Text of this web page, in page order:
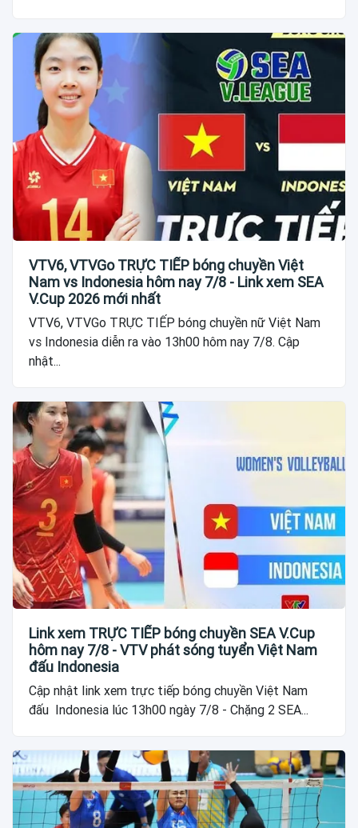
VTV6, VTVGo TRỰC TIẾP bóng chuyền Việt
Nam vs Indonesia hôm nay 7/8 - Link xem SEA
V.Cup 2026 mới nhất
VTV6, VTVGo TRỰC TIẾP bóng chuyền nữ Việt Nam
vs Indonesia diễn ra vào 13h00 hôm nay 7/8. Cập
nhật...
Link xem TRỰC TIẾP bóng chuyền SEA V.Cup
hôm nay 7/8 - VTV phát sóng tuyển Việt Nam
đấu Indonesia
Cập nhật link xem trực tiếp bóng chuyền Việt Nam
đấu Indonesia lúc 13h00 ngày 7/8 - Chặng 2 SEA...